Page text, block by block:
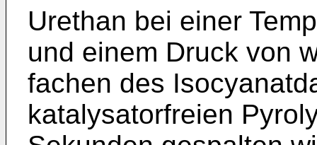
Urethan bei einer
und einem Druck von
fachen des
katalysatorfreien